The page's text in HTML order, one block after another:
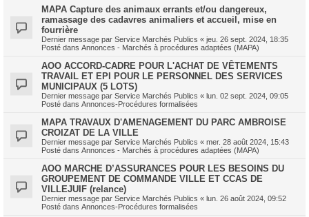
MAPA Capture des animaux errants et/ou dangereux,
ramassage des cadavres animaliers et accueil, mise en
fourrière
Dernier message par Service Marchés Publics « jeu. 26 sept. 2024, 18:35
Posté dans Annonces - Marchés à procédures adaptées (MAPA)
AOO ACCORD-CADRE POUR L'ACHAT DE VÊTEMENTS
TRAVAIL ET EPI POUR LE PERSONNEL DES SERVICES
MUNICIPAUX (5 LOTS)
Dernier message par Service Marchés Publics « lun. 02 sept. 2024, 09:05
Posté dans Annonces-Procédures formalisées
MAPA TRAVAUX D'AMENAGEMENT DU PARC AMBROISE
CROIZAT DE LA VILLE
Dernier message par Service Marchés Publics « mer. 28 août 2024, 15:43
Posté dans Annonces - Marchés à procédures adaptées (MAPA)
AOO MARCHE D’ASSURANCES POUR LES BESOINS DU
GROUPEMENT DE COMMANDE VILLE ET CCAS DE
VILLEJUIF (relance)
Dernier message par Service Marchés Publics « lun. 26 août 2024, 09:52
Posté dans Annonces-Procédures formalisées